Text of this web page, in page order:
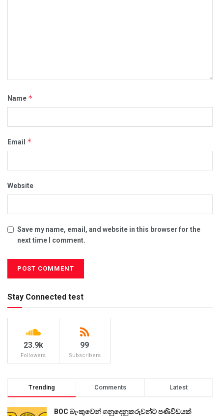
Name *
Email *
Website
Save my name, email, and website in this browser for the
next time I comment.
Stay Connected test
23.9k
Followers
99
Subscribers
Trending Comments Latest
BOC බැංකුවෙන් ගනුදෙනුකරුවන්ට පණිවිඩයක්